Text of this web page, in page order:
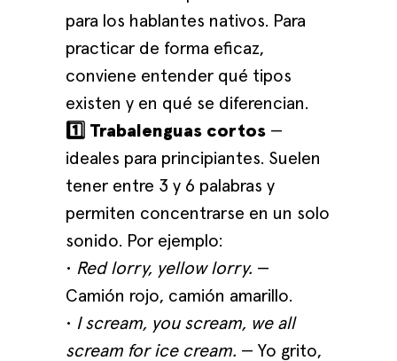
para los hablantes nativos. Para
practicar de forma eficaz,
conviene entender qué tipos
existen y en qué se diferencian.
1️⃣ Trabalenguas cortos —
ideales para principiantes. Suelen
tener entre 3 y 6 palabras y
permiten concentrarse en un solo
sonido. Por ejemplo:
• Red lorry, yellow lorry. —
Camión rojo, camión amarillo.
• I scream, you scream, we all
scream for ice cream. — Yo grito,